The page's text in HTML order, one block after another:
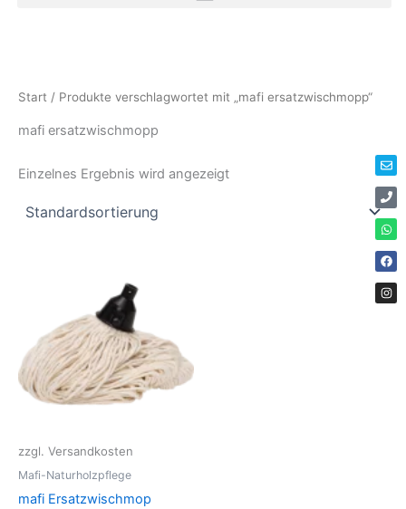
Start / Produkte verschlagwortet mit „mafi ersatzwischmopp“
mafi ersatzwischmopp
Einzelnes Ergebnis wird angezeigt
zzgl. Versandkosten
Mafi-Naturholzpflege
mafi Ersatzwischmop